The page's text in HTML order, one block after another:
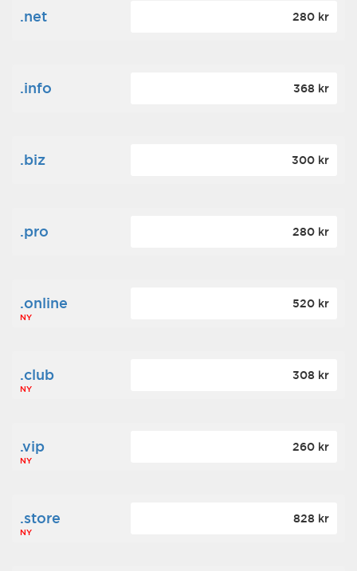
.net 280 kr
.info 368 kr
.biz 300 kr
.pro 280 kr
.online
NY
520 kr
.club
NY
308 kr
.vip
NY
260 kr
.store
NY
828 kr